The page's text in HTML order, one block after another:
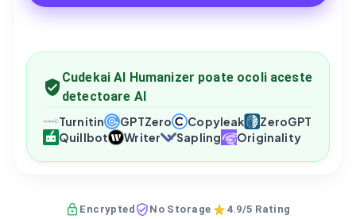
Cudekai AI Humanizer poate ocoli aceste
detectoare AI
Turnitin GPTZero Copyleak
ZeroGPT
Quillbot
Writer Sapling Originality
Encrypted No Storage
4.9/5 Rating